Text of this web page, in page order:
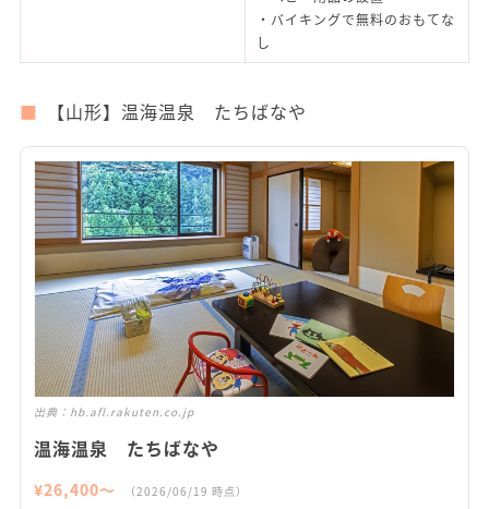
・バイキングで無料のおもてな
し
【山形】温海温泉 たちばなや
出典： hb.afl.rakuten.co.jp
温海温泉 たちばなや
¥26,400〜 （2026/06/19 時点）